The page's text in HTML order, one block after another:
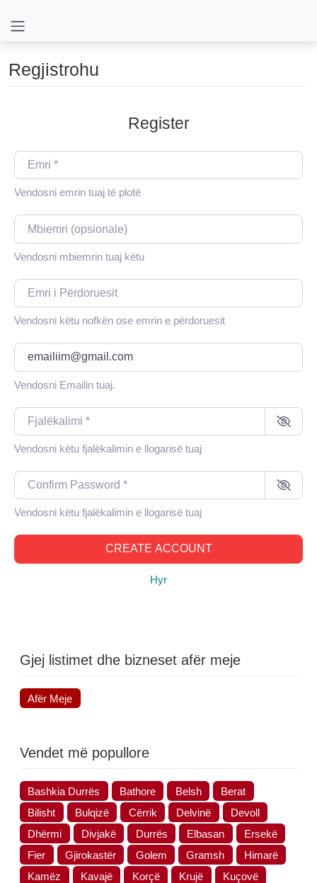
Regjistrohu
Register
Emri*
Vendosni emrin tuaj të plotë
Mbiemri (opsionale)
Vendosni mbiemrin tuaj këtu
Emri i Përdoruesit
Vendosni këtu nofkën ose emrin e përdoruesit
Email*
Vendosni Emailin tuaj.
Fjalëkalimi*
Vendosni këtu fjalëkalimin e llogarisë tuaj
Confirm Password*
Vendosni këtu fjalëkalimin e llogarisë tuaj
CREATE ACCOUNT
Hyr
Gjej listimet dhe bizneset afër meje
Afër Meje
Vendet më popullore
Bashkia Durrës Bathore Belsh
Berat
Bilisht
Bulqizë Cërrik Delvinë
Devoll
Dhërmi
Divjakë Durrës Elbasan
Ersekë
Fier
Gjirokastër Golem Gramsh
Himarë
Kamëz
Kavajë Korçë Krujë
Kuçovë